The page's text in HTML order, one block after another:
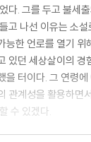
다. 그를 두고 불세
고 나선 이유는 소
능한 언로를 열기 위
있던 세상살이의
을 터이다. 그 연령
관계성을 활용하면
수 있겠다.